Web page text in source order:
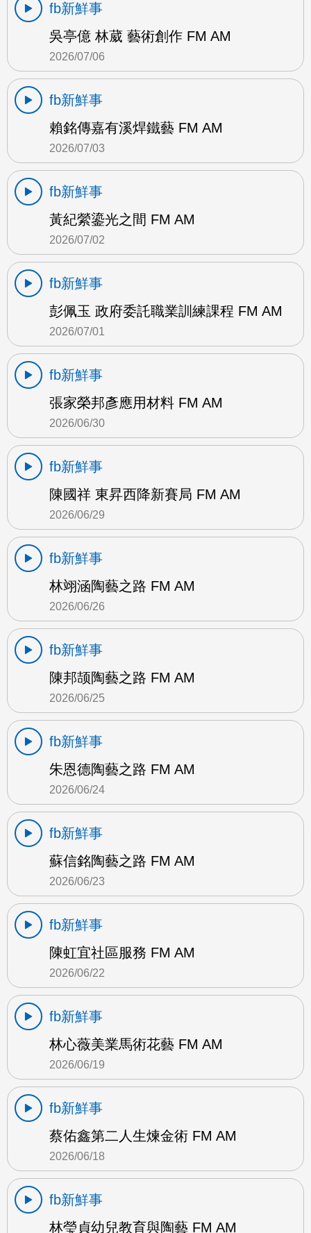
fb新鮮事
吳亭億 林葳 藝術創作 FM AM
2026/07/06
fb新鮮事
賴銘傳嘉有溪焊鐵藝 FM AM
2026/07/03
fb新鮮事
黃紀縈鎏光之間 FM AM
2026/07/02
fb新鮮事
彭佩玉 政府委託職業訓練課程 FM AM
2026/07/01
fb新鮮事
張家榮邦彥應用材料 FM AM
2026/06/30
fb新鮮事
陳國祥 東昇西降新賽局 FM AM
2026/06/29
fb新鮮事
林翊涵陶藝之路 FM AM
2026/06/26
fb新鮮事
陳邦颉陶藝之路 FM AM
2026/06/25
fb新鮮事
朱恩德陶藝之路 FM AM
2026/06/24
fb新鮮事
蘇信銘陶藝之路 FM AM
2026/06/23
fb新鮮事
陳虹宜社區服務 FM AM
2026/06/22
fb新鮮事
林心薇美業馬術花藝 FM AM
2026/06/19
fb新鮮事
蔡佑鑫第二人生煉金術 FM AM
2026/06/18
fb新鮮事
林瑩貞幼兒教育與陶藝 FM AM